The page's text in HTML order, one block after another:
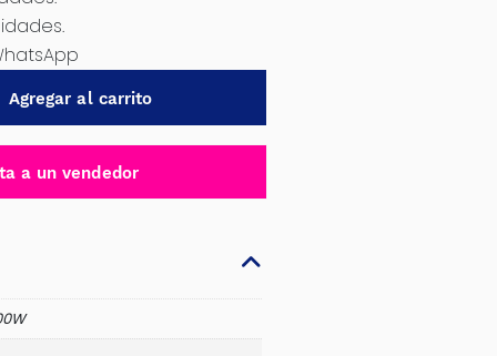
Agregar al carrito
a un vendedor